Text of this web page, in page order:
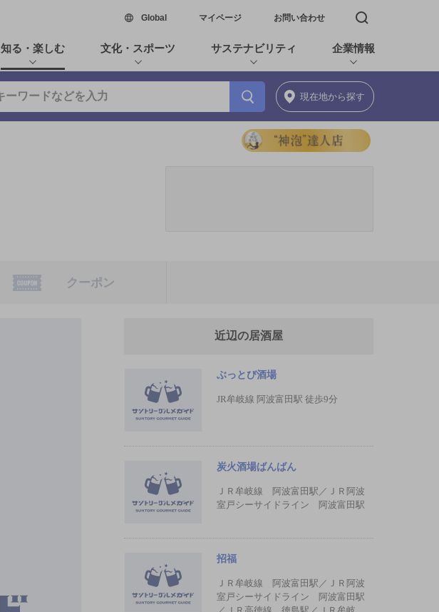
Global新しいウィンドウで開く
マイページ お問い合わせ 検索窓を開く
知る・楽しむ 文化・スポーツ サステナビリティ 企業情報
現在地から探す
クーポン
近辺の居酒屋
ぶっとび酒場
JR牟岐線 阿波富田駅 徒歩9分
炭火酒場ばんばん
ＪＲ牟岐線 阿波富田駅／ＪＲ阿波
室戸シーサイドライン 阿波富田駅
招福
ＪＲ牟岐線 阿波富田駅／ＪＲ阿波
室戸シーサイドライン 阿波富田駅